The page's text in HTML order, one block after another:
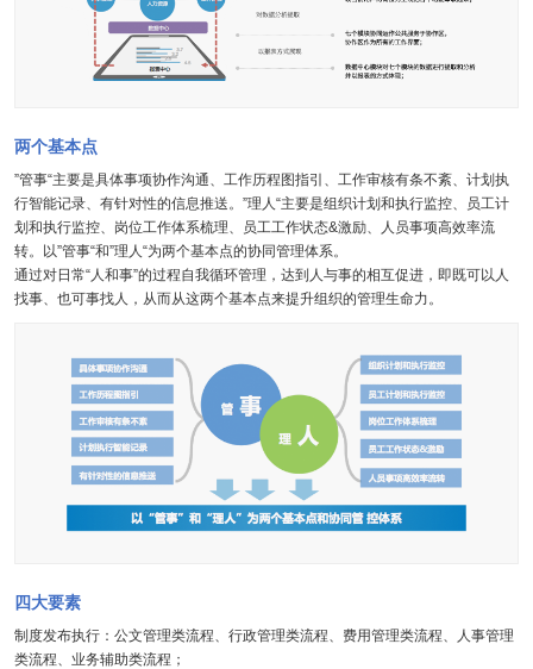
两个基本点
”管事“主要是具体事项协作沟通、工作历程图指引、工作审核有条不紊、计划执
行智能记录、有针对性的信息推送。”理人“主要是组织计划和执行监控、员工计
划和执行监控、岗位工作体系梳理、员工工作状态&激励、人员事项高效率流
转。以”管事“和”理人“为两个基本点的协同管理体系。
通过对日常“人和事”的过程自我循环管理，达到人与事的相互促进，即既可以人
找事、也可事找人，从而从这两个基本点来提升组织的管理生命力。
四大要素
制度发布执行：公文管理类流程、行政管理类流程、费用管理类流程、人事管理
类流程、业务辅助类流程；